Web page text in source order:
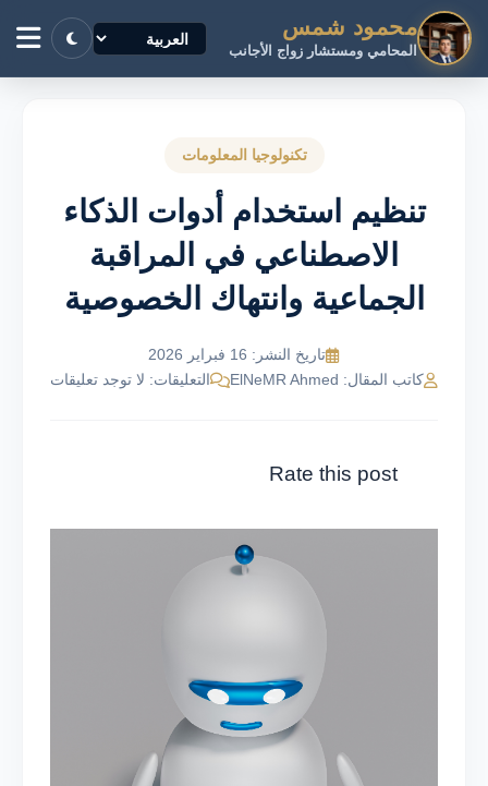
محمود شمس
المحامي ومستشار زواج الأجانب
تكنولوجيا المعلومات
تنظيم استخدام أدوات الذكاء
الاصطناعي في المراقبة
الجماعية وانتهاك الخصوصية
تاريخ النشر: 16 فبراير 2026
كاتب المقال: ElNeMR Ahmed
التعليقات: لا توجد تعليقات
Rate this post